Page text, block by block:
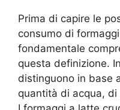
Prima di capire le
consumo di
fondamentale
questa definizione.
distinguono in base
quantità di acqua,